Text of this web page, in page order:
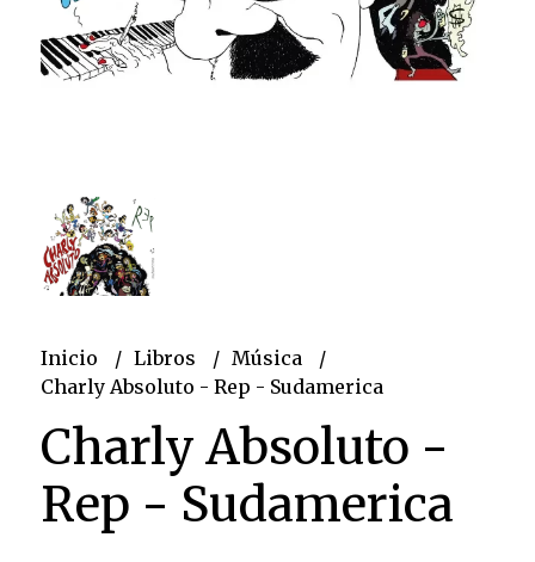
Inicio Libros
Música
Charly Absoluto - Rep - Sudamerica
Charly Absoluto -
Rep - Sudamerica